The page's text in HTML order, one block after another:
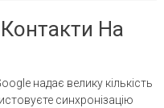
На
надає велику кількість
синхронізацію